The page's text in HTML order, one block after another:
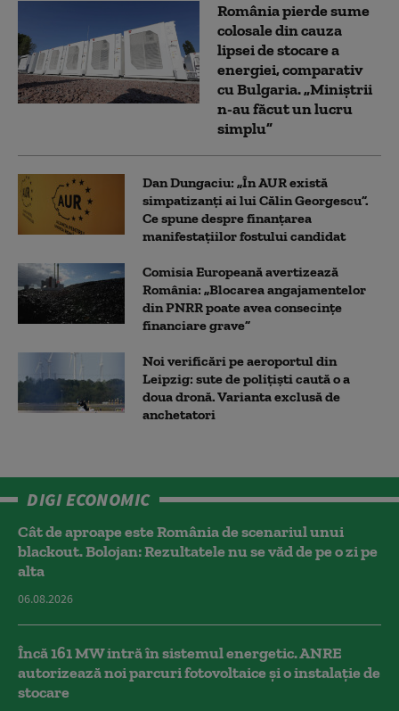
România pierde sume
colosale din cauza
lipsei de stocare a
energiei, comparativ
cu Bulgaria. „Miniștrii
n-au făcut un lucru
simplu”
Dan Dungaciu: „În AUR există
simpatizanți ai lui Călin Georgescu”.
Ce spune despre finanțarea
manifestațiilor fostului candidat
Comisia Europeană avertizează
România: „Blocarea angajamentelor
din PNRR poate avea consecințe
financiare grave”
Noi verificări pe aeroportul din
Leipzig: sute de polițiști caută o a
doua dronă. Varianta exclusă de
anchetatori
DIGI ECONOMIC
Cât de aproape este România de scenariul unui
blackout. Bolojan: Rezultatele nu se văd de pe o zi pe
alta
06.08.2026
Încă 161 MW intră în sistemul energetic. ANRE
autorizează noi parcuri fotovoltaice și o instalație de
stocare